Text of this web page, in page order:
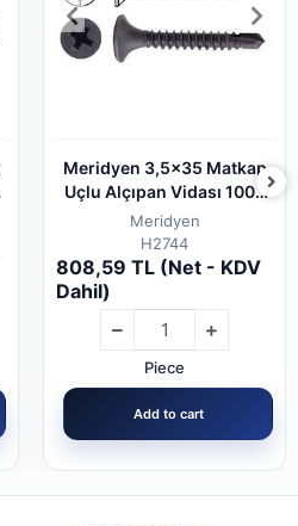
Meridyen 3,5x35 Matkap
Uçlu Alçıpan Vidası 1000
Adet
Meridyen
H2744
808,59 TL (Net - KDV
Dahil)
Piece
Add to cart